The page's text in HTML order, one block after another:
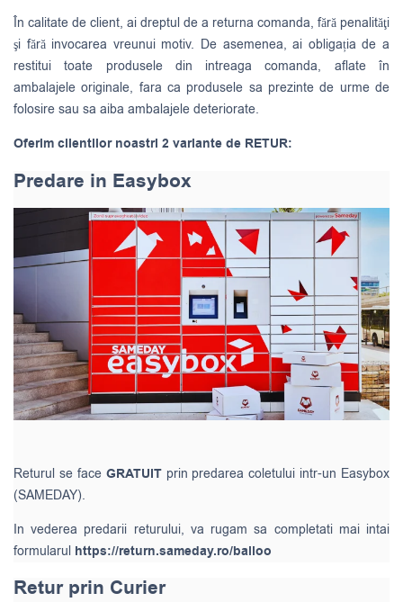
În calitate de client, ai dreptul de a returna comanda, fără penalităţi
şi fără invocarea vreunui motiv. De asemenea, ai obligația de a
restitui toate produsele din intreaga comanda, aflate în
ambalajele originale, fara ca produsele sa prezinte de urme de
folosire sau sa aiba ambalajele deteriorate.
Oferim clientilor noastri 2 variante de RETUR:
Predare in Easybox
Returul se face GRATUIT prin predarea coletului intr-un Easybox
(SAMEDAY).
In vederea predarii returului, va rugam sa completati mai intai
formularul https://return.sameday.ro/balloo
Retur prin Curier